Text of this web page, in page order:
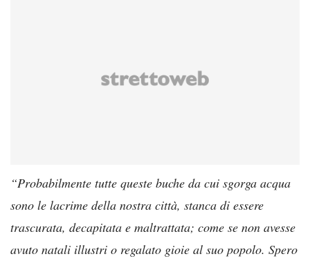
“Probabilmente tutte queste buche da cui sgorga acqua
sono le lacrime della nostra città, stanca di essere
trascurata, decapitata e maltrattata; come se non avesse
avuto natali illustri o regalato gioie al suo popolo. Spero